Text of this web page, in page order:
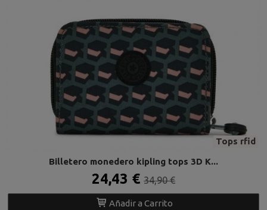
Tops rfid
Billetero monedero kipling tops 3D K...
24,43 € 34,90 €
Añadir a Carrito